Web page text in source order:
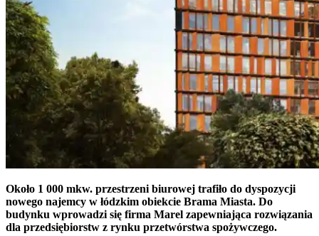
Około 1 000 mkw. przestrzeni biurowej trafiło do dyspozycji
nowego najemcy w łódzkim obiekcie Brama Miasta. Do
budynku wprowadzi się firma Marel zapewniająca rozwiązania
dla przedsiębiorstw z rynku przetwórstwa spożywczego.